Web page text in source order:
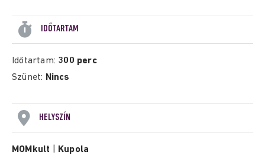
IDŐTARTAM
Időtartam: 300 perc
Szünet: Nincs
HELYSZÍN
MOMkult Kupola